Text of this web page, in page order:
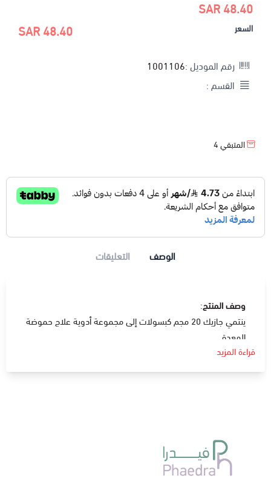
48.40 SAR
السعر 48.40 SAR
رقم الموديل : 1001106
القسم :
المتبقي4
الوصف التعليقات
وصف المنتج:
ينتمي جازيك 20 مجم كبسولات إلى مجموعة أدوية علاج حموضة
المعدة .
دواعي الإستعمال
يحتوي على مادة الأوميبرازول و هي مادة تعمل على منع إفراز
علاج إلتهاب المريء .
علاج قرحة المعدة البسيطة الناتجة من الفرط في إستخدام
الأدوية المضادة للالاتهابات الغير إيسترويدية .
قراءة المزيد